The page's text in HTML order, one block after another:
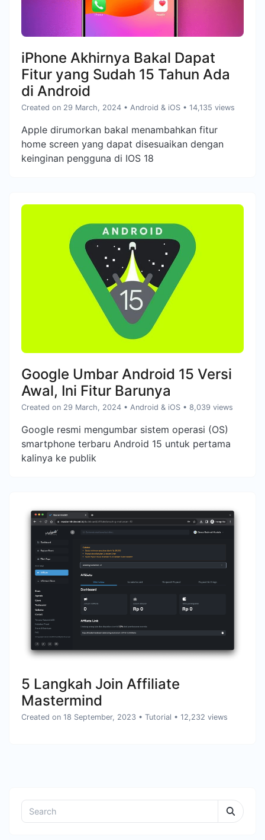
iPhone Akhirnya Bakal Dapat
Fitur yang Sudah 15 Tahun Ada
di Android
Created on 29 March, 2024 • Android & iOS • 14,135 views
Apple dirumorkan bakal menambahkan fitur
home screen yang dapat disesuaikan dengan
keinginan pengguna di IOS 18
Google Umbar Android 15 Versi
Awal, Ini Fitur Barunya
Created on 29 March, 2024 • Android & iOS • 8,039 views
Google resmi mengumbar sistem operasi (OS)
smartphone terbaru Android 15 untuk pertama
kalinya ke publik
5 Langkah Join Affiliate
Mastermind
Created on 18 September, 2023 • Tutorial • 12,232 views